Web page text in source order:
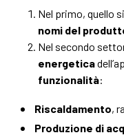
Nel primo, quello
nomi del
Nel secondo
energetica
funzionalità:
Riscaldamento,
Produzione di